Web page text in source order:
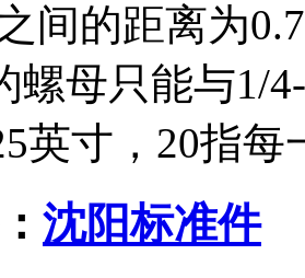
间的距离为
螺母只能与1/
英寸，20指
沈阳标准件